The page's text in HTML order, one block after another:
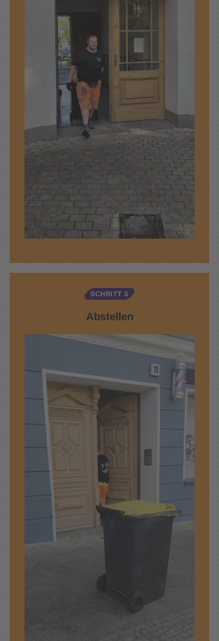
SCHRITT 3
Abstellen